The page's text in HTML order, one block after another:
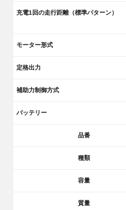
充電1回の走行距離（標準パターン）
モーター形式
定格出力
補助力制御方式
バッテリー
品番
種類
容量
質量